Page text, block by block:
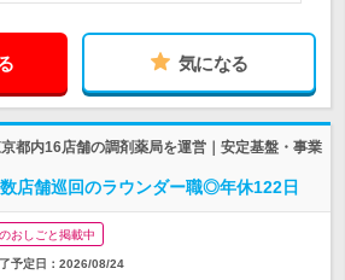
気になる
都内16店舗の調剤薬局を運営｜安定基盤・事業
店舗巡回のラウンダー職◎年休122日
おしごと掲載中
予定日： 2026/08/24